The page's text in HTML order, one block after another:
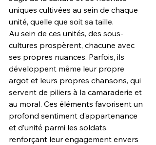
uniques cultivées au sein de chaque
unité, quelle que soit sa taille.
Au sein de ces unités, des sous-
cultures prospèrent, chacune avec
ses propres nuances. Parfois, ils
développent même leur propre
argot et leurs propres chansons, qui
servent de piliers à la camaraderie et
au moral. Ces éléments favorisent un
profond sentiment d’appartenance
et d’unité parmi les soldats,
renforçant leur engagement envers